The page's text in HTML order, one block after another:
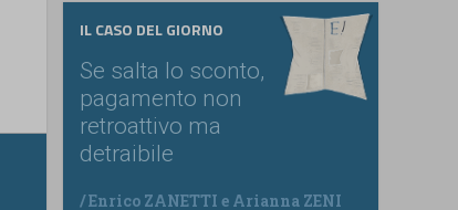
IL CASO DEL GIORNO
Se salta lo sconto,
pagamento non
retroattivo ma
detraibile
/Enrico ZANETTI e Arianna ZENI